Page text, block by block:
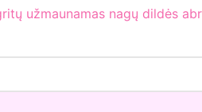
užmaunamas nagų dildės